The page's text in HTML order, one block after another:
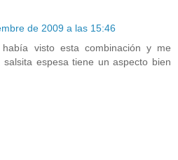
de 2009 a las 15:46
visto esta combinación y me
salsita espesa tiene un aspecto bien